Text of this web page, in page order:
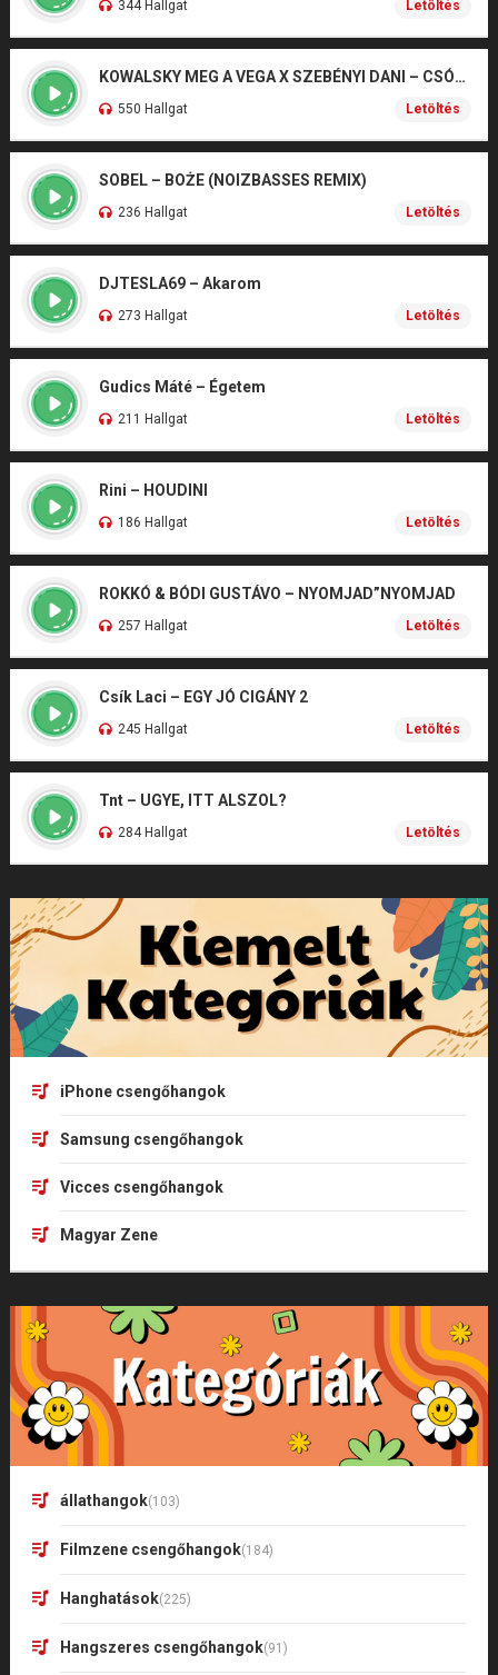
344 Hallgat Letöltés
KOWALSKY MEG A VEGA X SZEBÉNYI DANI – CSÓNAK
550 Hallgat Letöltés
SOBEL – BOŻE (NOIZBASSES REMIX)
236 Hallgat Letöltés
DJTESLA69 – Akarom
273 Hallgat Letöltés
Gudics Máté – Égetem
211 Hallgat Letöltés
Rini – HOUDINI
186 Hallgat Letöltés
ROKKÓ & BÓDI GUSTÁVO – NYOMJAD”NYOMJAD
257 Hallgat Letöltés
Csík Laci – EGY JÓ CIGÁNY 2
245 Hallgat Letöltés
Tnt – UGYE, ITT ALSZOL?
284 Hallgat Letöltés
iPhone csengőhangok
Samsung csengőhangok
Vicces csengőhangok
Magyar Zene
állathangok(103)
Filmzene csengőhangok(184)
Hanghatások(225)
Hangszeres csengőhangok(91)